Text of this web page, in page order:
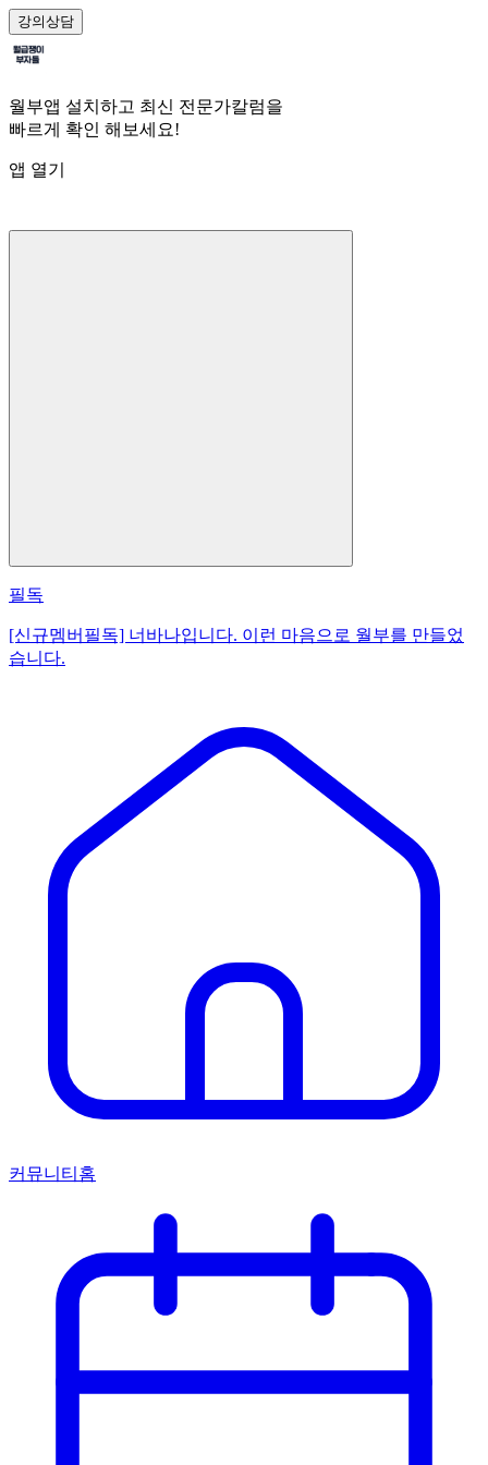
강의상담
월부앱 설치하고 최신 전문가칼럼을
빠르게 확인 해보세요!
앱 열기
필독
[신규멤버필독] 너바나입니다. 이런 마음으로 월부를 만들었
습니다.
커뮤니티홈